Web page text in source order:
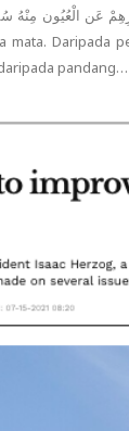
Daripada
pandang…